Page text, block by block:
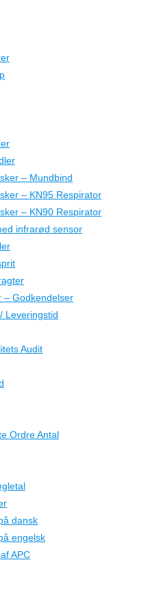
– Mundbind
– KN95 Respirator
– KN90 Respirator
infrarød sensor
– Godkendelser
Leveringstid
Audit
Ordre Antal
dansk
engelsk
APC